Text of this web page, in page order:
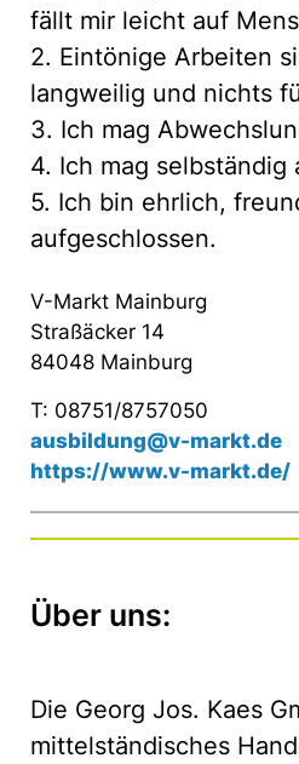
fällt mir leicht auf
2. Eintönige Arbeiten
langweilig und nichts
3. Ich mag
4. Ich mag selbständig
5. Ich bin ehrlich,
aufgeschlossen.
V-Markt Mainburg
Straßäcker 14
84048 Mainburg
T: 08751/8757050
ausbildung@v-markt.de
https://www.v-markt.de/
Über uns:
Die Georg Jos. Kaes
mittelständisches